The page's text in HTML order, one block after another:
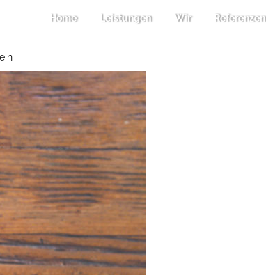
Home Leistungen Wir Referenzen